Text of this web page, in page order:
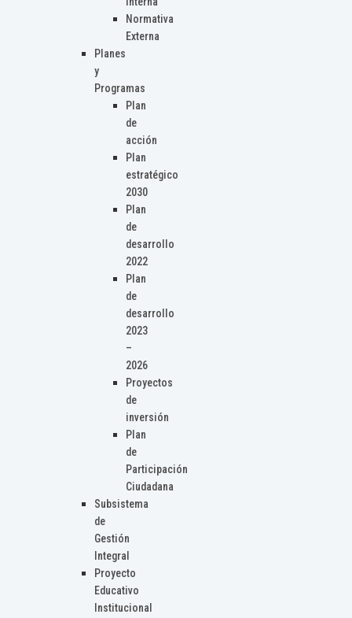
Normativa
Externa
Planes
y
Programas
Plan
de
acción
Plan
estratégico
2030
Plan
de
desarrollo
2022
Plan
de
desarrollo
2023
–
2026
Proyectos
de
inversión
Plan
de
Participación
Ciudadana
Subsistema
de
Gestión
Integral
Proyecto
Educativo
Institucional